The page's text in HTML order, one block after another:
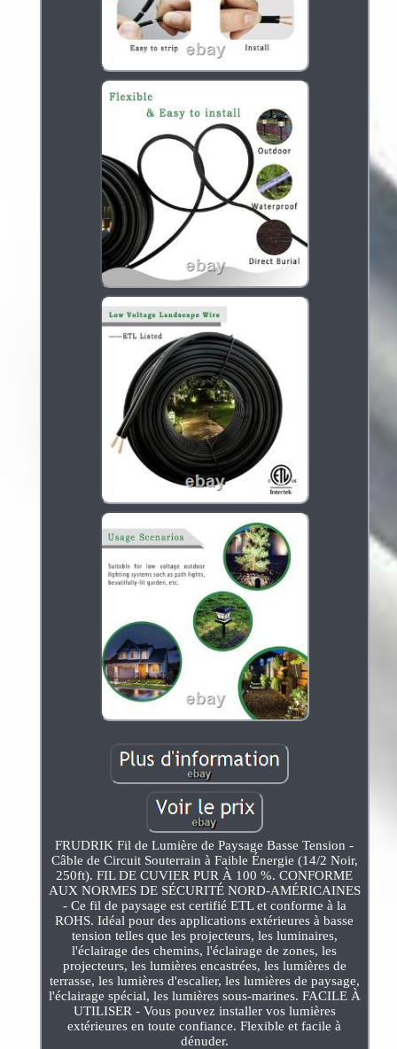
FRUDRIK Fil de Lumière de Paysage Basse Tension -
Câble de Circuit Souterrain à Faible Énergie (14/2 Noir,
250ft). FIL DE CUVIER PUR À 100 %. CONFORME
AUX NORMES DE SÉCURITÉ NORD-AMÉRICAINES
- Ce fil de paysage est certifié ETL et conforme à la
ROHS. Idéal pour des applications extérieures à basse
tension telles que les projecteurs, les luminaires,
l'éclairage des chemins, l'éclairage de zones, les
projecteurs, les lumières encastrées, les lumières de
terrasse, les lumières d'escalier, les lumières de paysage,
l'éclairage spécial, les lumières sous-marines. FACILE À
UTILISER - Vous pouvez installer vos lumières
extérieures en toute confiance. Flexible et facile à
dénuder.